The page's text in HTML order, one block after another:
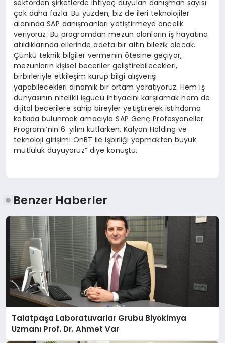
sektörden şirketlerde ihtiyaç duyulan danışman sayısı
çok daha fazla. Bu yüzden, biz de ileri teknolojiler
alanında SAP danışmanları yetiştirmeye öncelik
veriyoruz. Bu programdan mezun olanların iş hayatına
atıldıklarında ellerinde adeta bir altın bilezik olacak.
Çünkü teknik bilgiler vermenin ötesine geçiyor,
mezunların kişisel beceriler geliştirebilecekleri,
birbirleriyle etkileşim kurup bilgi alışverişi
yapabilecekleri dinamik bir ortam yaratıyoruz. Hem iş
dünyasının nitelikli işgücü ihtiyacını karşılamak hem de
dijital becerilere sahip bireyler yetiştirerek istihdama
katkıda bulunmak amacıyla SAP Genç Profesyoneller
Programı’nın 6. yılını kutlarken, Kalyon Holding ve
teknoloji girişimi OnBT ile işbirliği yapmaktan büyük
mutluluk duyuyoruz” diye konuştu.
Benzer Haberler
Talatpaşa Laboratuvarlar Grubu Biyokimya
Uzmanı Prof. Dr. Ahmet Var